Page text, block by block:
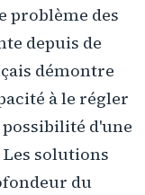
problème des
depuis de
démontre
à le régler
d'une
solutions
du